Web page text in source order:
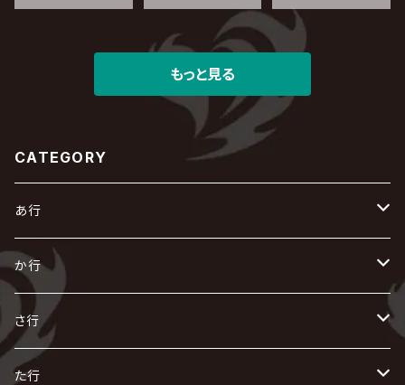
もっと見る
CATEGORY
あ行
あ
R指定
AIOLIN
い
IKUO
う
か行
か
怪人二十面奏
き
さ行
さ
た行